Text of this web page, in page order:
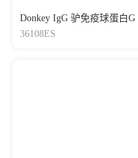
Donkey IgG 驴免疫球蛋白G
36108ES